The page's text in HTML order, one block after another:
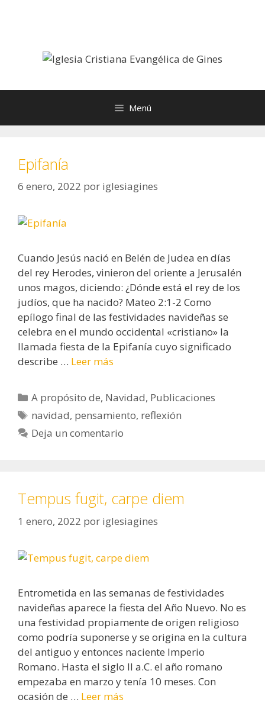
Menú
Epifanía
6 enero, 2022 por iglesiagines
Cuando Jesús nació en Belén de Judea en días
del rey Herodes, vinieron del oriente a Jerusalén
unos magos, diciendo: ¿Dónde está el rey de los
judíos, que ha nacido? Mateo 2:1-2 Como
epílogo final de las festividades navideñas se
celebra en el mundo occidental «cristiano» la
llamada fiesta de la Epifanía cuyo significado
describe … Leer más
Categorías
A propósito de, Navidad, Publicaciones
Etiquetas
navidad, pensamiento, reflexión
Deja un comentario
Tempus fugit, carpe diem
1 enero, 2022 por iglesiagines
Entrometida en las semanas de festividades
navideñas aparece la fiesta del Año Nuevo. No es
una festividad propiamente de origen religioso
como podría suponerse y se origina en la cultura
del antiguo y entonces naciente Imperio
Romano. Hasta el siglo II a.C. el año romano
empezaba en marzo y tenía 10 meses. Con
ocasión de … Leer más